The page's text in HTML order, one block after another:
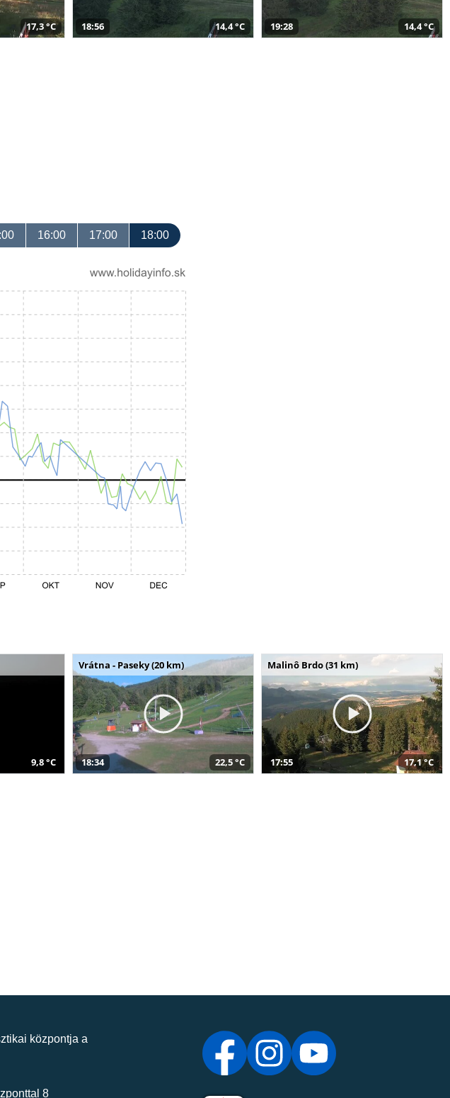
17,3 °C 18:56 14,4 °C 19:28 14,4 °C
16:00 17:00 18:00
9,8 °C
Vrátna - Paseky (20 km)
18:34 22,5 °C
Malinô Brdo (31 km)
17:55 17,1 °C
központja a
8